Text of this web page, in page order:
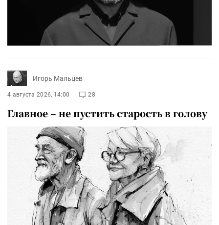
Игорь Мальцев
4 августа 2026, 14:00 28
Главное – не пустить старость в голову